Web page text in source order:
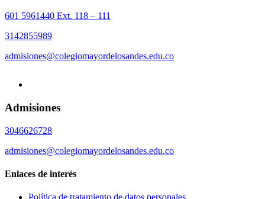
601 5961440 Ext. 118 – 111
3142855989
admisiones@colegiomayordelosandes.edu.co
Admisiones
3046626728
admisiones@colegiomayordelosandes.edu.co
Enlaces de interés